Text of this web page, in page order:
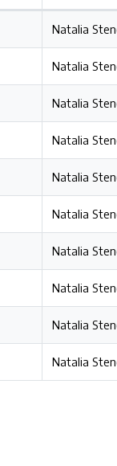
Natalia
Natalia
Natalia
Natalia
Natalia
Natalia
Natalia
Natalia
Natalia
Natalia